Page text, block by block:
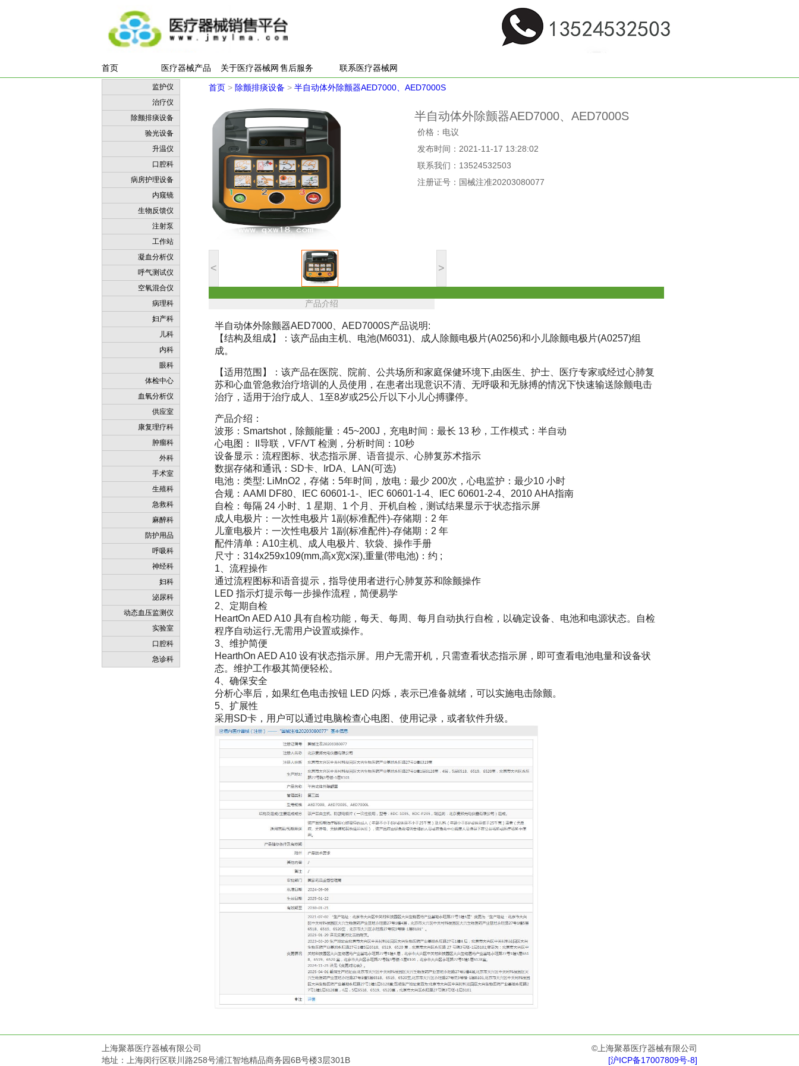
首页 医疗器械产品 关于医疗器械网售后服务 联系医疗器械网
监护仪
治疗仪
除颤排痰设备
验光设备
升温仪
口腔科
病房护理设备
内窥镜
生物反馈仪
注射泵
工作站
凝血分析仪
呼气测试仪
空氧混合仪
病理科
妇产科
儿科
内科
眼科
体检中心
血氧分析仪
供应室
康复理疗科
肿瘤科
外科
手术室
生殖科
急救科
麻醉科
防护用品
呼吸科
神经科
妇科
泌尿科
动态血压监测仪
实验室
口腔科
急诊科
首页 > 除颤排痰设备 > 半自动体外除颤器AED7000、AED7000S
< >
半自动体外除颤器AED7000、AED7000S
价格：电议
发布时间：2021-11-17 13:28:02
联系我们：13524532503
注册证号：国械注准20203080077
产品介绍
半自动体外除颤器AED7000、AED7000S产品说明:
【结构及组成】：该产品由主机、电池(M6031)、成人除颤电极片(A0256)和小儿除颤电极片(A0257)组
成。
【适用范围】：该产品在医院、院前、公共场所和家庭保健环境下,由医生、护士、医疗专家或经过心肺复
苏和心血管急救治疗培训的人员使用，在患者出现意识不清、无呼吸和无脉搏的情况下快速输送除颤电击
治疗，适用于治疗成人、1至8岁或25公斤以下小儿心搏骤停。
产品介绍：
波形：Smartshot，除颤能量：45~200J，充电时间：最长 13 秒，工作模式：半自动
心电图： II导联，VF/VT 检测，分析时间：10秒
设备显示：流程图标、状态指示屏、语音提示、心肺复苏术指示
数据存储和通讯：SD卡、IrDA、LAN(可选)
电池：类型: LiMnO2，存储：5年时间，放电：最少 200次，心电监护：最少10 小时
合规：AAMI DF80、IEC 60601-1-、IEC 60601-1-4、IEC 60601-2-4、2010 AHA指南
自检：每隔 24 小时、1 星期、1 个月、开机自检，测试结果显示于状态指示屏
成人电极片：一次性电极片 1副(标准配件)-存储期：2 年
儿童电极片：一次性电极片 1副(标准配件)-存储期：2 年
配件清单：A10主机、成人电极片、软袋、操作手册
尺寸：314x259x109(mm,高x宽x深),重量(带电池)：约 ;
1、流程操作
通过流程图标和语音提示，指导使用者进行心肺复苏和除颤操作
LED 指示灯提示每一步操作流程，简便易学
2、定期自检
HeartOn AED A10 具有自检功能，每天、每周、每月自动执行自检，以确定设备、电池和电源状态。自检
程序自动运行,无需用户设置或操作。
3、维护简便
HearthOn AED A10 设有状态指示屏。用户无需开机，只需查看状态指示屏，即可查看电池电量和设备状
态。维护工作极其简便轻松。
4、确保安全
分析心率后，如果红色电击按钮 LED 闪烁，表示已准备就绪，可以实施电击除颤。
5、扩展性
采用SD卡，用户可以通过电脑检查心电图、使用记录，或者软件升级。
上海聚慕医疗器械有限公司
地址：上海闵行区联川路258号浦江智地精品商务园6B号楼3层301B
©上海聚慕医疗器械有限公司
[沪ICP备17007809号-8]